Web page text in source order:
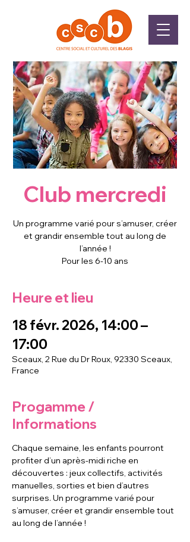
Club mercredi
Un programme varié pour s’amuser, créer
et grandir ensemble tout au long de
l’année !
Pour les 6-10 ans
Heure et lieu
18 févr. 2026, 14:00 –
17:00
Sceaux, 2 Rue du Dr Roux, 92330 Sceaux,
France
Progamme /
Informations
Chaque semaine, les enfants pourront
profiter d’un après-midi riche en
découvertes : jeux collectifs, activités
manuelles, sorties et bien d’autres
surprises. Un programme varié pour
s’amuser, créer et grandir ensemble tout
au long de l’année !